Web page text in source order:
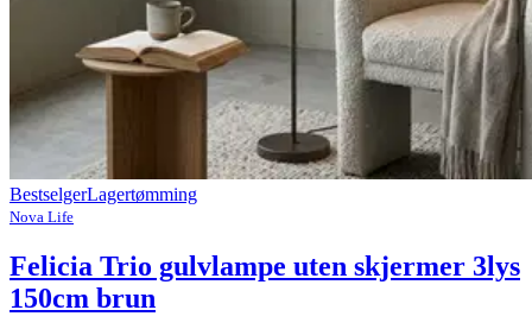
BestselgerLagertømming
Nova Life
Felicia Trio gulvlampe uten skjermer 3lys
150cm brun